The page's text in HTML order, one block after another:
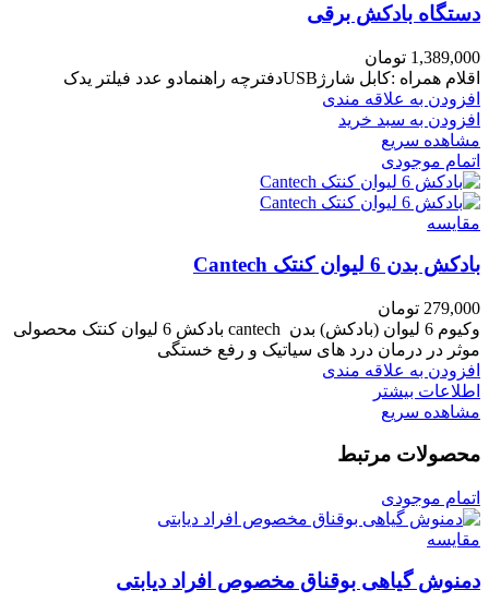
دستگاه بادکش برقی
1,389,000 تومان
اقلام همراه :کابل شارژUSBدفترچه راهنمادو عدد فیلتر یدک
افزودن به علاقه مندی
افزودن به سبد خرید
مشاهده سریع
اتمام موجودی
مقایسه
بادکش بدن 6 لیوان کنتک Cantech
279,000 تومان
وکیوم 6 لیوان (بادکش) بدن cantech بادکش 6 لیوان کنتک محصولی
موثر در درمان درد های سیاتیک و رفع خستگی
افزودن به علاقه مندی
اطلاعات بیشتر
مشاهده سریع
محصولات مرتبط
اتمام موجودی
مقایسه
دمنوش گیاهی بوقناق مخصوص افراد دیابتی